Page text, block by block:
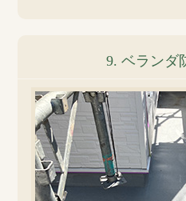
9. ベランダ